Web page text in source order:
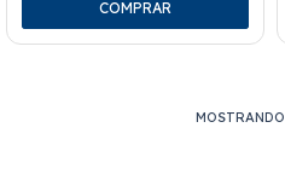
MOSTRANDO